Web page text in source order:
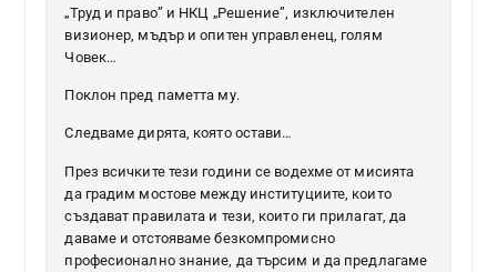
„Труд и право” и НКЦ „Решение”, изключителен
визионер, мъдър и опитен управленец, голям
Човек…
Поклон пред паметта му.
Следваме дирята, която остави…
През всичките тези години се водехме от мисията
да градим мостове между институциите, които
създават правилата и тези, които ги прилагат, да
даваме и отстояваме безкомпромисно
професионално знание, да търсим и да предлагаме